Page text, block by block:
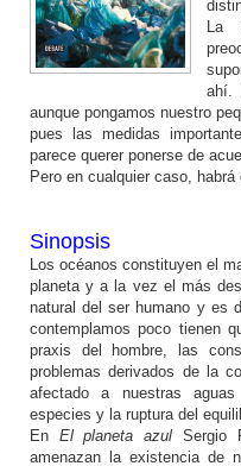
La
ahí.
aunque pongamos nuestro
pues las medidas
parece querer ponerse de
Pero en cualquier caso, habrá
Sinopsis
Los océanos constituyen el
planeta y a la vez el más
natural del ser humano y es
contemplamos poco tienen
praxis del hombre, las
problemas derivados de la
afectado a nuestras
especies y la ruptura del
En El planeta azul Sergio
amenazan la existencia de